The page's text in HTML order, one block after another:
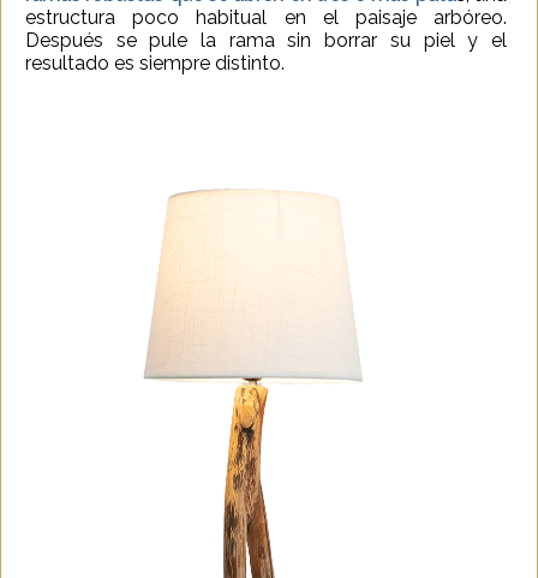
estructura poco habitual en el paisaje arbóreo.
Después se pule la rama sin borrar su piel y el
resultado es siempre distinto.